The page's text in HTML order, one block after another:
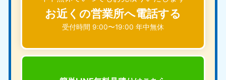
お近くの営業所へ電話する
受付時間 9:00〜19:00 年中無休